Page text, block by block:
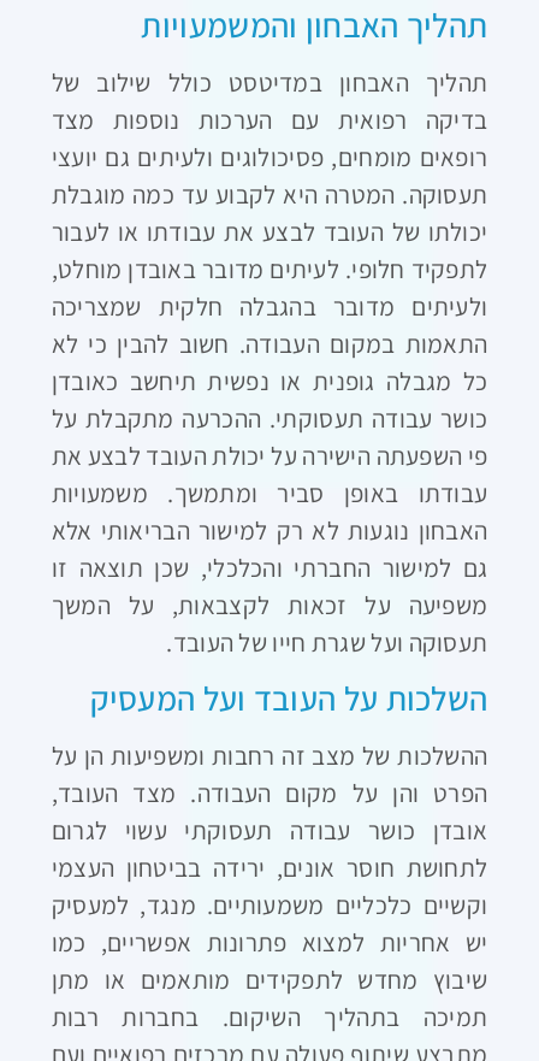
תהליך האבחון והמשמעויות
תהליך האבחון במדיטסט כולל שילוב של
בדיקה רפואית עם הערכות נוספות מצד
רופאים מומחים, פסיכולוגים ולעיתים גם יועצי
תעסוקה. המטרה היא לקבוע עד כמה מוגבלת
יכולתו של העובד לבצע את עבודתו או לעבור
לתפקיד חלופי. לעיתים מדובר באובדן מוחלט,
ולעיתים מדובר בהגבלה חלקית שמצריכה
התאמות במקום העבודה. חשוב להבין כי לא
כל מגבלה גופנית או נפשית תיחשב כאובדן
כושר עבודה תעסוקתי. ההכרעה מתקבלת על
פי השפעתה הישירה על יכולת העובד לבצע את
עבודתו באופן סביר ומתמשך. משמעויות
האבחון נוגעות לא רק למישור הבריאותי אלא
גם למישור החברתי והכלכלי, שכן תוצאה זו
משפיעה על זכאות לקצבאות, על המשך
תעסוקה ועל שגרת חייו של העובד.
השלכות על העובד ועל המעסיק
ההשלכות של מצב זה רחבות ומשפיעות הן על
הפרט והן על מקום העבודה. מצד העובד,
אובדן כושר עבודה תעסוקתי עשוי לגרום
לתחושת חוסר אונים, ירידה בביטחון העצמי
וקשיים כלכליים משמעותיים. מנגד, למעסיק
יש אחריות למצוא פתרונות אפשריים, כמו
שיבוץ מחדש לתפקידים מותאמים או מתן
תמיכה בתהליך השיקום. בחברות רבות
מתבצע שיתוף פעולה עם מרכזים רפואיים ועם